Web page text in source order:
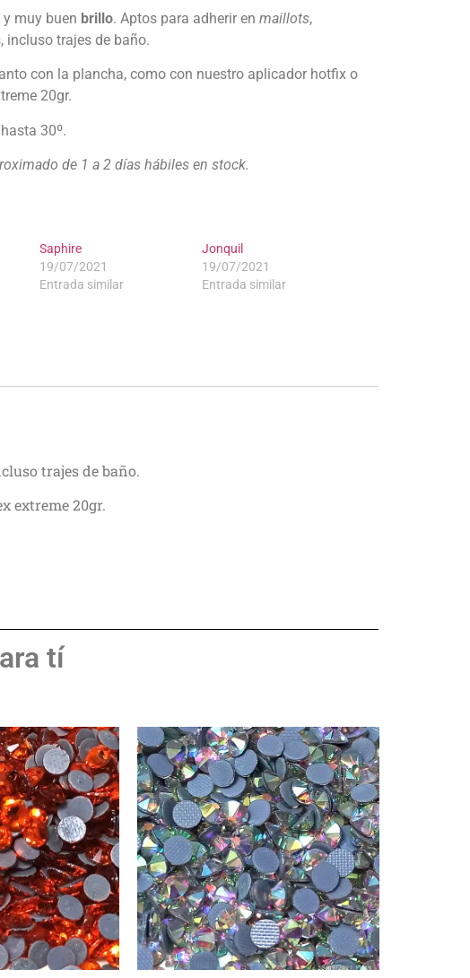
muy buen brillo. Aptos para adherir en maillots,
incluso trajes de baño.
con la plancha, como con nuestro aplicador hotfix o
20gr.
30º.
de 1 a 2 días hábiles en stock.
Saphire
19/07/2021
Entrada similar
Jonquil
19/07/2021
Entrada similar
trajes de baño.
extreme 20gr.
tí